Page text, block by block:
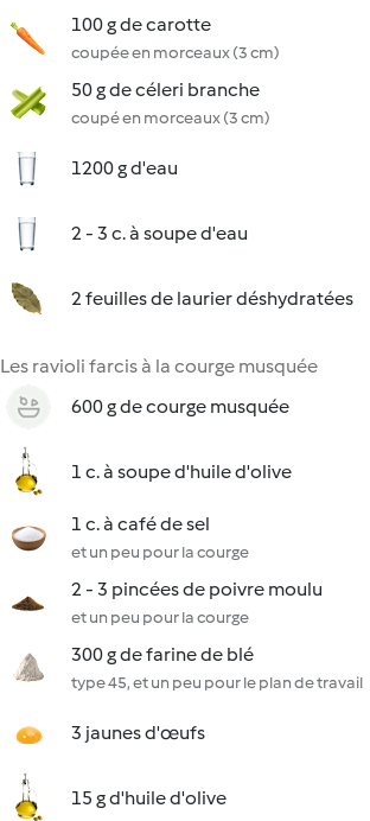
100 g de carotte
coupée en morceaux (3 cm)
50 g de céleri branche
coupé en morceaux (3 cm)
1200 g d'eau
2 - 3 c. à soupe d'eau
2 feuilles de laurier déshydratées
Les ravioli farcis à la courge musquée
600 g de courge musquée
1 c. à soupe d'huile d'olive
1 c. à café de sel
et un peu pour la courge
2 - 3 pincées de poivre moulu
et un peu pour la courge
300 g de farine de blé
type 45, et un peu pour le plan de travail
3 jaunes d'œufs
15 g d'huile d'olive